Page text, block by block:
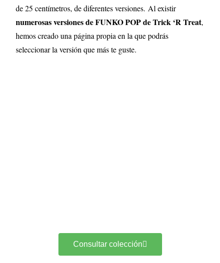
de 25 centímetros, de diferentes versiones. Al existir
numerosas versiones de FUNKO POP de Trick ‘R Treat,
hemos creado una página propia en la que podrás
seleccionar la versión que más te guste.
Consultar colección